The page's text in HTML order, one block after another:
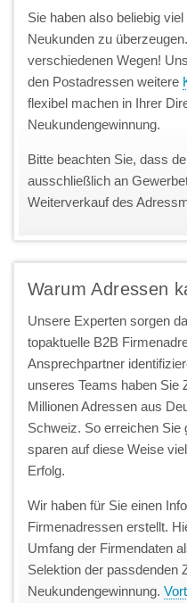
Sie haben also beliebig
Neukunden zu
verschiedenen Wegen!
den Postadressen weitere
flexibel machen in Ihrer
Neukundengewinnung.
Bitte beachten Sie, dass
ausschließlich an
Weiterverkauf des
Warum Adressen
Unsere Experten sorgen
topaktuelle B2B
Ansprechpartner
unseres Teams haben Sie
Millionen Adressen aus
Schweiz. So erreichen Sie
sparen auf diese Weise
Erfolg.
Wir haben für Sie einen
Firmenadressen erstellt.
Umfang der Firmendaten
Selektion der passdenden
Neukundengewinnung.